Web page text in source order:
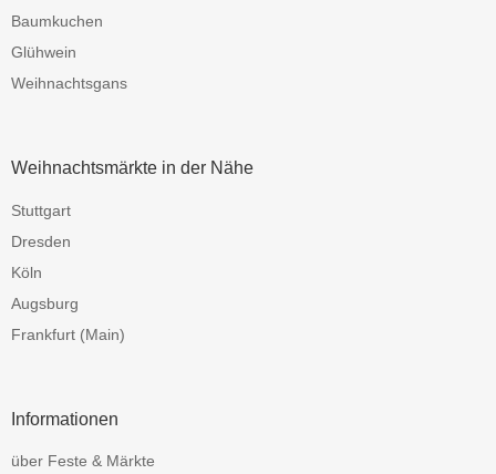
Baumkuchen
Glühwein
Weihnachtsgans
Weihnachtsmärkte in der Nähe
Stuttgart
Dresden
Köln
Augsburg
Frankfurt (Main)
Informationen
über Feste & Märkte